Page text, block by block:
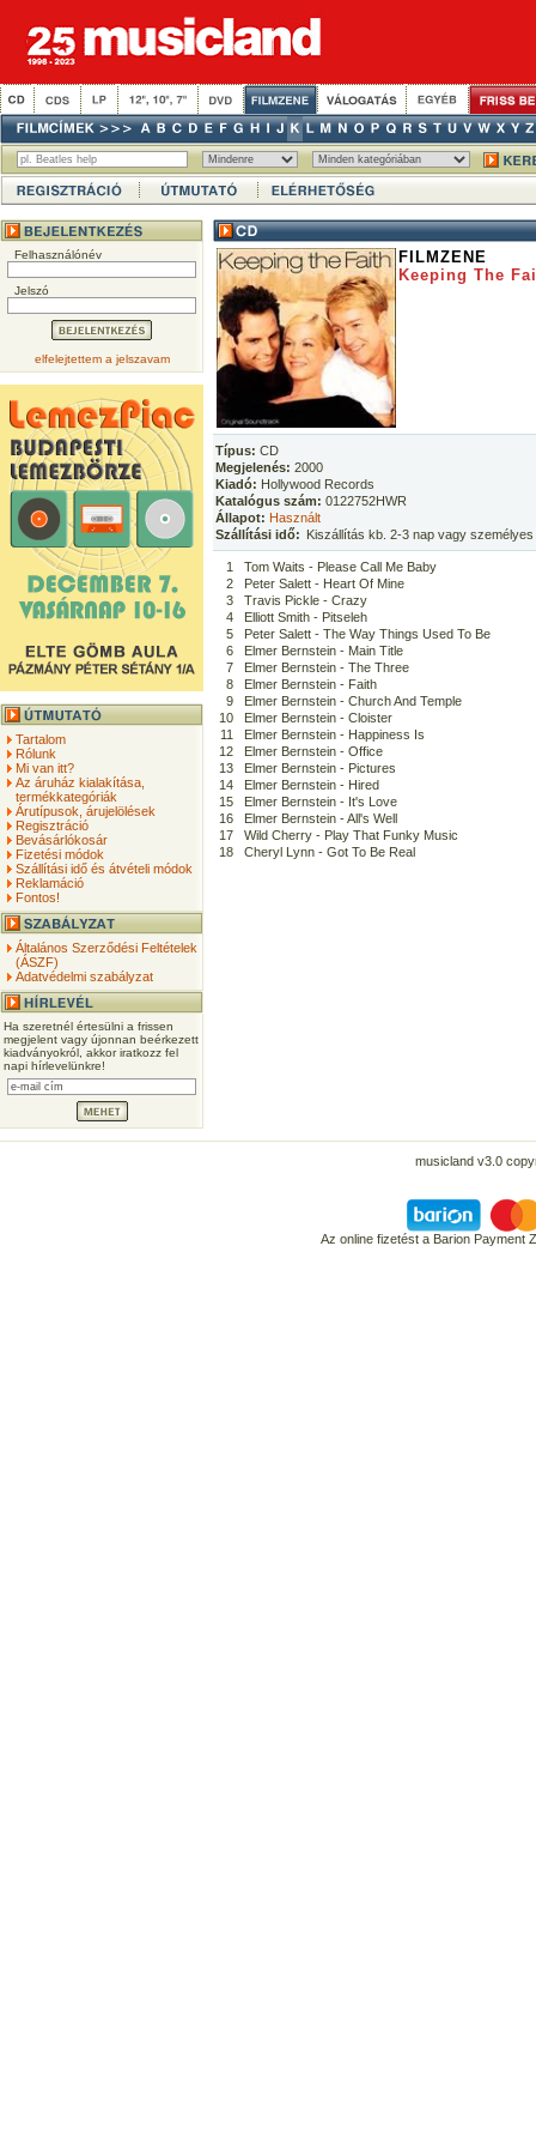
Felhasználónév
Jelszó
elfelejtettem a jelszavam
Tartalom
Rólunk
Mi van itt?
Az áruház kialakítása,
termékkategóriák
Árutípusok, árujelölések
Regisztráció
Bevásárlókosár
Fizetési módok
Szállítási idő és átvételi módok
Reklamáció
Fontos!
Általános Szerződési Feltételek
(ÁSZF)
Adatvédelmi szabályzat
Ha szeretnél értesülni a frissen
megjelent vagy újonnan beérkezett
kiadványokról, akkor iratkozz fel
napi hírlevelünkre!
FILMZENE
Keeping The
Típus: CD
Megjelenés: 2000
Kiadó: Hollywood Records
Katalógus szám: 0122752HWR
Állapot: Használt
Szállítási idő: Kiszállítás kb. 2-3 nap vagy
1
Tom Waits - Please Call Me Baby
2
Peter Salett - Heart Of Mine
3
Travis Pickle - Crazy
4
Elliott Smith - Pitseleh
5
Peter Salett - The Way Things Used To Be
6
Elmer Bernstein - Main Title
7
Elmer Bernstein - The Three
8
Elmer Bernstein - Faith
9
Elmer Bernstein - Church And Temple
10
Elmer Bernstein - Cloister
11
Elmer Bernstein - Happiness Is
12
Elmer Bernstein - Office
13
Elmer Bernstein - Pictures
14
Elmer Bernstein - Hired
15
Elmer Bernstein - It's Love
16
Elmer Bernstein - All's Well
17
Wild Cherry - Play That Funky Music
18
Cheryl Lynn - Got To Be Real
musicland v3.0
Az online fizetést a Barion Payment